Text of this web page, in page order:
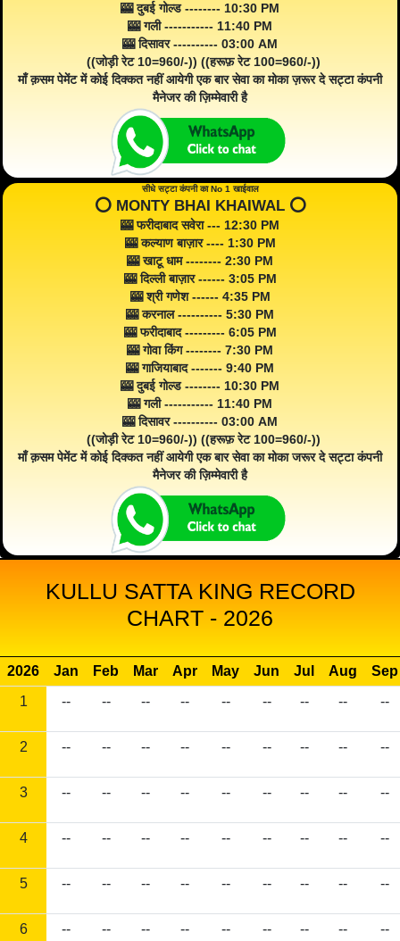
🎰 दुबई गोल्ड -------- 10:30 PM
🎰 गली ----------- 11:40 PM
🎰 दिसावर ---------- 03:00 AM
((जोड़ी रेट 10=960/-)) ((हरूफ़ रेट 100=960/-))
माँ क़सम पेमेंट में कोई दिक्कत नहीं आयेगी एक बार सेवा का मोका ज़रूर दे सट्टा कंपनी
मैनेजर की ज़िम्मेवारी है
सीधे सट्टा कंपनी का No 1 खाईवाल
⭕️ MONTY BHAI KHAIWAL ⭕️
🎰 फरीदाबाद सवेरा --- 12:30 PM
🎰 कल्याण बाज़ार ---- 1:30 PM
🎰 खाटू धाम -------- 2:30 PM
🎰 दिल्ली बाज़ार ------ 3:05 PM
🎰 श्री गणेश ------ 4:35 PM
🎰 करनाल ---------- 5:30 PM
🎰 फरीदाबाद --------- 6:05 PM
🎰 गोवा किंग -------- 7:30 PM
🎰 गाजियाबाद ------- 9:40 PM
🎰 दुबई गोल्ड -------- 10:30 PM
🎰 गली ----------- 11:40 PM
🎰 दिसावर ---------- 03:00 AM
((जोड़ी रेट 10=960/-)) ((हरूफ़ रेट 100=960/-))
माँ क़सम पेमेंट में कोई दिक्कत नहीं आयेगी एक बार सेवा का मोका जरूर दे सट्टा कंपनी
मैनेजर की ज़िम्मेवारी है
KULLU SATTA KING RECORD
CHART - 2026
2026 Jan Feb Mar Apr May Jun Jul Aug
Sep
1
-- -- -- -- -- -- -- -- --
2 -- -- -- -- -- -- -- -- --
3 -- -- -- -- -- -- -- -- --
4 -- -- -- -- -- -- -- -- --
5 -- -- -- -- -- -- -- -- --
6 -- -- -- -- -- -- -- -- --